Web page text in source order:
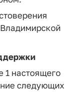
1 настоящего
следующих